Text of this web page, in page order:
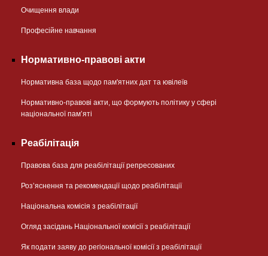
Очищення влади
Професійне навчання
Нормативно-правові акти
Нормативна база щодо пам'ятних дат та ювілеїв
Нормативно-правові акти, що формують політику у сфері
національної памʼяті
Реабілітація
Правова база для реабілітації репресованих
Розʼяснення та рекомендації щодо реабілітації
Національна комісія з реабілітації
Огляд засідань Національної комісії з реабілітації
Як подати заяву до регіональної комісії з реабілітації